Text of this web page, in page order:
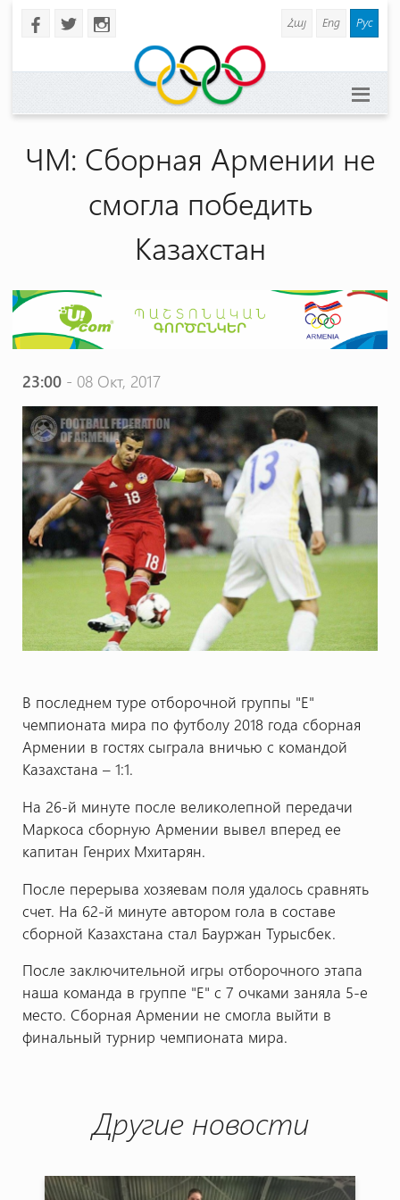
b a x Հայ Eng Рус
ЧМ: Сборная Армении не
смогла победить
Казахстан
23:00- 08 Окт, 2017
В последнем туре отборочной группы "Е"
чемпионата мира по футболу 2018 года сборная
Армении в гостях сыграла вничью с командой
Казахстана – 1:1.
На 26-й минуте после великолепной передачи
Маркоса сборную Армении вывел вперед ее
капитан Генрих Мхитарян.
После перерыва хозяевам поля удалось сравнять
счет. На 62-й минуте автором гола в составе
сборной Казахстана стал Бауржан Турысбек.
После заключительной игры отборочного этапа
наша команда в группе "Е" с 7 очками заняла 5-е
место. Сборная Армении не смогла выйти в
финальный турнир чемпионата мира.
Другие новости